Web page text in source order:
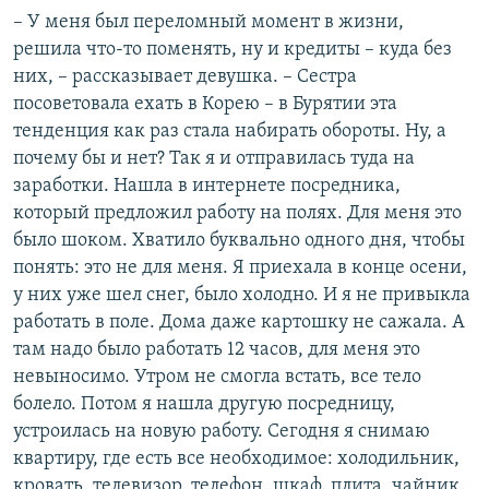
– У меня был переломный момент в жизни,
решила что-то поменять, ну и кредиты – куда без
них, – рассказывает девушка. – Сестра
посоветовала ехать в Корею – в Бурятии эта
тенденция как раз стала набирать обороты. Ну, а
почему бы и нет? Так я и отправилась туда на
заработки. Нашла в интернете посредника,
который предложил работу на полях. Для меня это
было шоком. Хватило буквально одного дня, чтобы
понять: это не для меня. Я приехала в конце осени,
у них уже шел снег, было холодно. И я не привыкла
работать в поле. Дома даже картошку не сажала. А
там надо было работать 12 часов, для меня это
невыносимо. Утром не смогла встать, все тело
болело. Потом я нашла другую посредницу,
устроилась на новую работу. Сегодня я снимаю
квартиру, где есть все необходимое: холодильник,